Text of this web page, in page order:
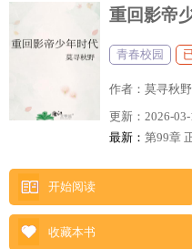
重回影帝
青春校园
作者： 莫寻秋野
更新： 2026-
最新： 第99章
开始阅读
收藏本书